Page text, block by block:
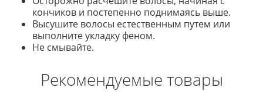
кончиков и постепенно поднимаясь выше.
Высушите волосы естественным путем или
выполните укладку феном.
Не смывайте.
Рекомендуемые товары